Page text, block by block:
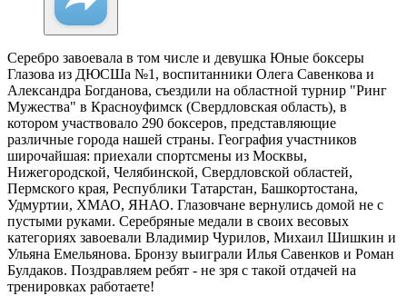
Серебро завоевала в том числе и девушка Юные боксеры
Глазова из ДЮСШа №1, воспитанники Олега Савенкова и
Александра Богданова, съездили на областной турнир "Ринг
Мужества" в Красноуфимск (Свердловская область), в
котором участвовало 290 боксеров, представляющие
различные города нашей страны. География участников
широчайшая: приехали спортсмены из Москвы,
Нижегородской, Челябинской, Свердловской областей,
Пермского края, Республики Татарстан, Башкортостана,
Удмуртии, ХМАО, ЯНАО. Глазовчане вернулись домой не с
пустыми руками. Серебряные медали в своих весовых
категориях завоевали Владимир Чурилов, Михаил Шишкин и
Ульяна Емельянова. Бронзу выиграли Илья Савенков и Роман
Булдаков. Поздравляем ребят - не зря с такой отдачей на
тренировках работаете!